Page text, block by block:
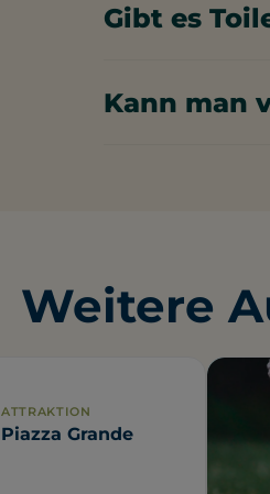
Gibt es
Kann man
Weitere
ATTRAKTION
Piazza Grande